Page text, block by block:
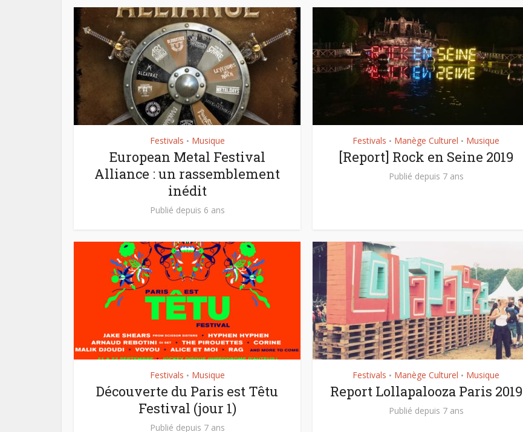
Festivals • Musique
European Metal Festival
Alliance : un rassemblement
inédit
Publié depuis 6 ans
Festivals • Manège Culturel • Musique
[Report] Rock en Seine 2019
Publié depuis 7 ans
Festivals • Musique
Découverte du Paris est Têtu
Festival (jour 1)
Publié depuis 7 ans
Festivals • Manège Culturel • Musique
Report Lollapalooza Paris 2019
Publié depuis 7 ans